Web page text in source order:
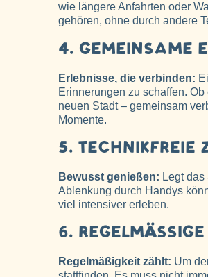
wie längere Anfahrten oder
gehören, ohne durch andere
4. GEMEINSAME
Erlebnisse, die verbinden:
Erinnerungen zu schaffen.
neuen Stadt – gemeinsam
Momente.
5. TECHNIKFREIE
Bewusst genießen: Legt
Ablenkung durch Handys
viel intensiver erleben.
6. REGELMÄSSIGE
Regelmäßigkeit zählt: Um